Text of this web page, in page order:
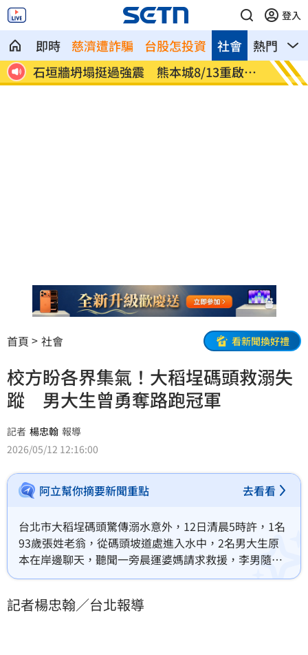
登入
即時 慈濟遭詐騙 台股怎投資 熱門 影
社會
可
石垣牆坍塌挺過強震 熊本城8/13重啟開
放
又1
首頁 社會 看新聞換好禮
校方盼各界集氣！大稻埕碼頭救溺失
蹤 男大生曾勇奪路跑冠軍
記者 楊忠翰 報導
2026/05/12 12:16:00
阿立幫你摘要新聞重點 去看看
台北市大稻埕碼頭驚傳溺水意外，12日清晨5時許，1名
93歲張姓老翁，從碼頭坡道處進入水中，2名男大生原
本在岸邊聊天，聽聞一旁晨運婆媽請求救援，李男隨即
跳入水中救援，卻雙雙沉入水中，警消先救起張翁送
2022年曾參加文化大學創校60周年路跑，並以30分鐘完
記者楊忠翰／台北報導